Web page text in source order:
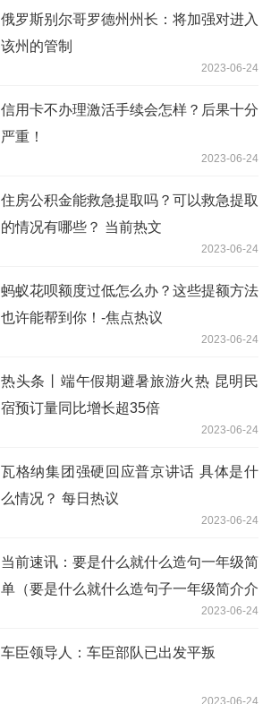
俄罗斯别尔哥罗德州州长：将加强对进入
该州的管制
2023-06-24
信用卡不办理激活手续会怎样？后果十分
严重！
2023-06-24
住房公积金能救急提取吗？可以救急提取
的情况有哪些？ 当前热文
2023-06-24
蚂蚁花呗额度过低怎么办？这些提额方法
也许能帮到你！-焦点热议
2023-06-24
热头条丨端午假期避暑旅游火热 昆明民
宿预订量同比增长超35倍
2023-06-24
瓦格纳集团强硬回应普京讲话 具体是什
么情况？ 每日热议
2023-06-24
当前速讯：要是什么就什么造句一年级简
单（要是什么就什么造句子一年级简介介
2023-06-24
车臣领导人：车臣部队已出发平叛
2023-06-24